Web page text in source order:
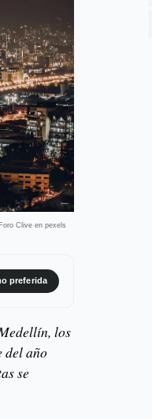
Clive en pexels
preferida
los
del año
se